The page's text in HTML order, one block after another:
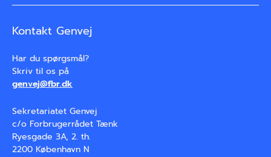
Kontakt Genvej
Har du spørgsmål?
Skriv til os på
genvej@fbr.dk
Sekretariatet Genvej
c/o Forbrugerrådet Tænk
Ryesgade 3A, 2. th.
2200 København N